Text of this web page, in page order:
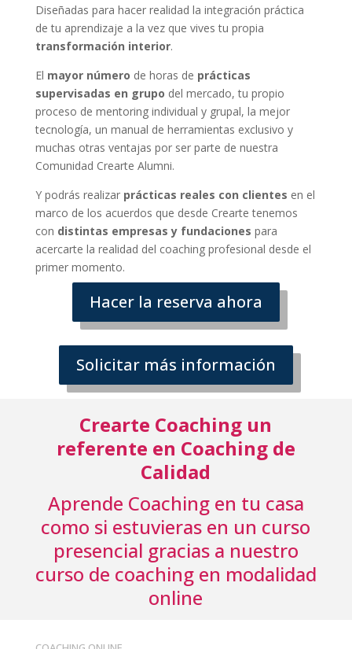
Diseñadas para hacer realidad la integración práctica
de tu aprendizaje a la vez que vives tu propia
transformación interior.
El mayor número de horas de prácticas
supervisadas en grupo del mercado, tu propio
proceso de mentoring individual y grupal, la mejor
tecnología, un manual de herramientas exclusivo y
muchas otras ventajas por ser parte de nuestra
Comunidad Crearte Alumni.
Y podrás realizar prácticas reales con clientes en el
marco de los acuerdos que desde Crearte tenemos
con distintas empresas y fundaciones para
acercarte la realidad del coaching profesional desde el
primer momento.
Hacer la reserva ahora
Solicitar más información
Crearte Coaching un
referente en Coaching de
Calidad
Aprende Coaching en tu casa
como si estuvieras en un curso
presencial gracias a nuestro
curso de coaching en modalidad
online